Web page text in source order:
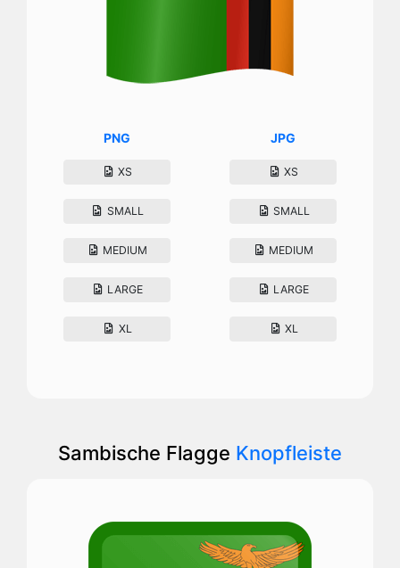
PNG
XS
SMALL
MEDIUM
LARGE
XL
JPG
XS
SMALL
MEDIUM
LARGE
XL
Sambische Flagge Knopfleiste